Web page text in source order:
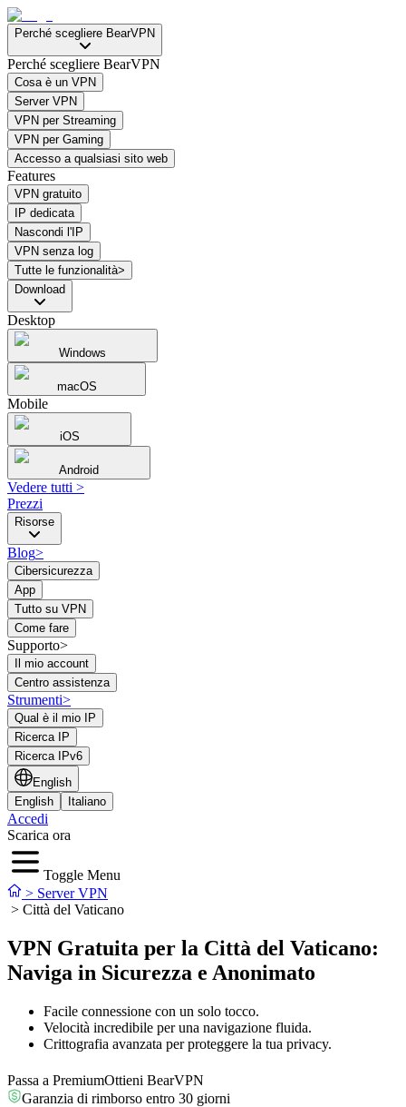
Perché scegliere BearVPN
Perché scegliere BearVPN
Cosa è un VPN
Server VPN
VPN per Streaming
VPN per Gaming
Accesso a qualsiasi sito web
Features
VPN gratuito
IP dedicata
Nascondi l'IP
VPN senza log
Tutte le funzionalità>
Download
Desktop
Windows
macOS
Mobile
iOS
Android
Vedere tutti >
Prezzi
Risorse
Blog>
Cibersicurezza
App
Tutto su VPN
Come fare
Supporto>
Il mio account
Centro assistenza
Strumenti>
Qual è il mio IP
Ricerca IP
Ricerca IPv6
English
English
Italiano
Accedi
Scarica ora
Toggle Menu
> Server VPN
> Città del Vaticano
VPN Gratuita per la Città del Vaticano:
Naviga in Sicurezza e Anonimato
Facile connessione con un solo tocco.
Velocità incredibile per una navigazione fluida.
Crittografia avanzata per proteggere la tua privacy.
Passa a PremiumOttieni BearVPN
Garanzia di rimborso entro 30 giorni